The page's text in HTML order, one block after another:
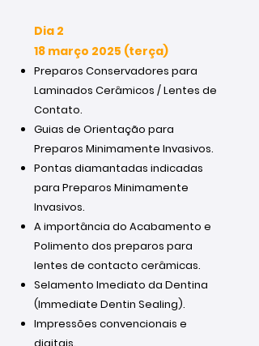
Dia 2
18 março 2025 (terça)
Preparos Conservadores para
Laminados Cerâmicos / Lentes de
Contato.
Guias de Orientação para
Preparos Minimamente Invasivos.
Pontas diamantadas indicadas
para Preparos Minimamente
Invasivos.
A importância do Acabamento e
Polimento dos preparos para
lentes de contacto cerâmicas.
Selamento Imediato da Dentina
(Immediate Dentin Sealing).
Impressões convencionais e